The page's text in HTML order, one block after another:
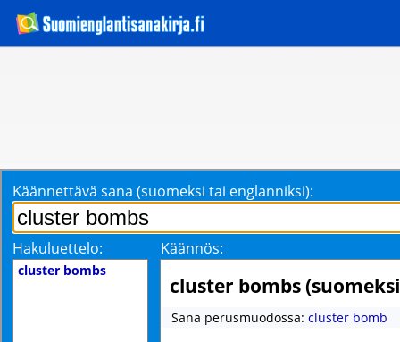
Käännettävä sana (suomeksi tai englanniksi):
Hakuluettelo: Käännös:
cluster bombs
cluster bombs
Sana perusmuodossa: cluster bomb